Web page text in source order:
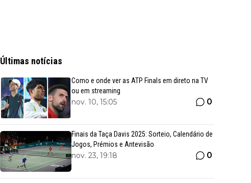
Últimas notícias
Como e onde ver as ATP Finals em direto na TV
ou em streaming
nov. 10, 15:05 0
Finais da Taça Davis 2025: Sorteio, Calendário de
Jogos, Prémios e Antevisão
nov. 23, 19:18 0